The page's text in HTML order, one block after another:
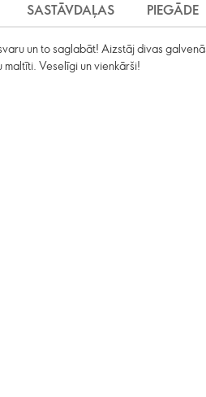
SASTĀVDAĻAS PIEGĀDE
un to saglabāt! Aizstāj divas
Veselīgi un vienkārši!